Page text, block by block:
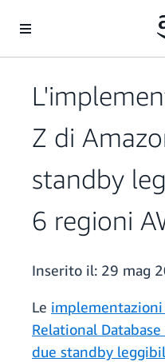
Z di
standby
6 regioni
Inserito il: 29 mag
Le
Relational
due standby